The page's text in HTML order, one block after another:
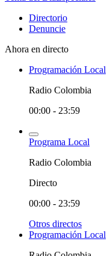
Directorio
Denuncie
Ahora en directo
Programación Local
Radio Colombia
00:00 - 23:59
Programa Local
Radio Colombia
Directo
00:00 - 23:59
Otros directos
Programación Local